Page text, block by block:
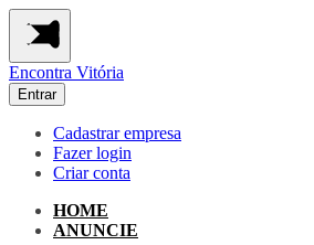
Encontra Vitória
Entrar
Cadastrar empresa
Fazer login
Criar conta
HOME
ANUNCIE